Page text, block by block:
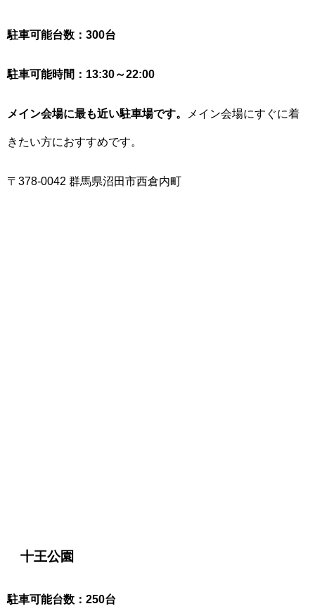
駐車可能台数：300台
駐車可能時間：13:30～22:00
メイン会場に最も近い駐車場です。 メイン会場にすぐに着
きたい方におすすめです。
〒378-0042 群馬県沼田市西倉内町
十王公園
駐車可能台数：250台